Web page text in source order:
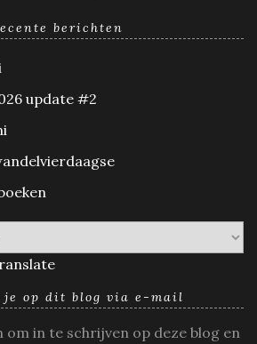
berichten
update #2
je op dit blog via e-mail
om in te schrijven op deze blog en